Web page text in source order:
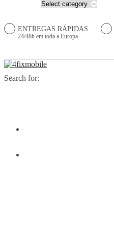
ENTREGAS RÁPIDAS
24/48h em toda a Europa
Search for: